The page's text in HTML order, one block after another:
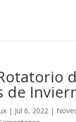
de
| Jul 6, 2022|